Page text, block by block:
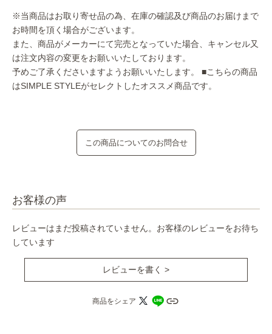
※当商品はお取り寄せ品の為、在庫の確認及び商品のお届けまで
お時間を頂く場合がございます。
また、商品がメーカーにて完売となっていた場合、キャンセル又
は注文内容の変更をお願いいたしております。
予めご了承くださいますようお願いいたします。 ■こちらの商品
はSIMPLE STYLEがセレクトしたオススメ商品です。
この商品についてのお問合せ
お客様の声
レビューはまだ投稿されていません。お客様のレビューをお待ち
しています
レビューを書く >
商品をシェア